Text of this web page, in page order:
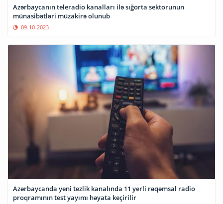
Azərbaycanın teleradio kanalları ilə sığorta sektorunun
münasibətləri müzakirə olunub
09-10-2023
Azərbaycanda yeni tezlik kanalında 11 yerli rəqəmsal radio
proqramının test yayımı həyata keçirilir